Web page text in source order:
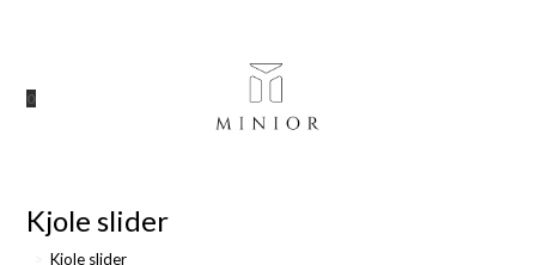
0
Kjole slider
Kjole slider